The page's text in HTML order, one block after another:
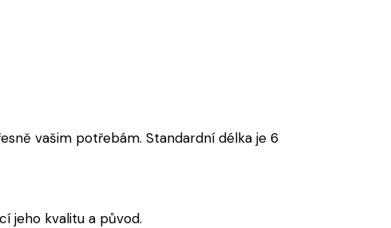
vašim potřebám. Standardní délka je 6
jeho kvalitu a původ.